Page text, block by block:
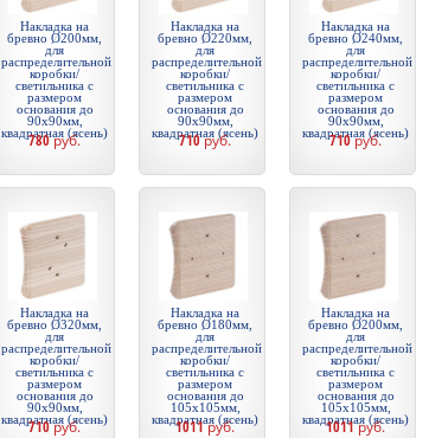
Накладка на
бревно Ø200мм,
для
распределительной
коробки/
светильника с
размером
основания до
90х90мм,
квадратная (ясень)
780руб.
Накладка на
бревно Ø220мм,
для
распределительной
коробки/
светильника с
размером
основания до
90х90мм,
квадратная (ясень)
710руб.
Накладка на
бревно Ø240мм,
для
распределительной
коробки/
светильника с
размером
основания до
90х90мм,
квадратная (ясень)
710руб.
Накладка на
бревно Ø320мм,
для
распределительной
коробки/
светильника с
размером
основания до
90х90мм,
квадратная (ясень)
710руб.
Накладка на
бревно Ø180мм,
для
распределительной
коробки/
светильника с
размером
основания до
105х105мм,
квадратная (ясень)
1011руб.
Накладка на
бревно Ø200мм,
для
распределительной
коробки/
светильника с
размером
основания до
105х105мм,
квадратная (ясень)
1011руб.